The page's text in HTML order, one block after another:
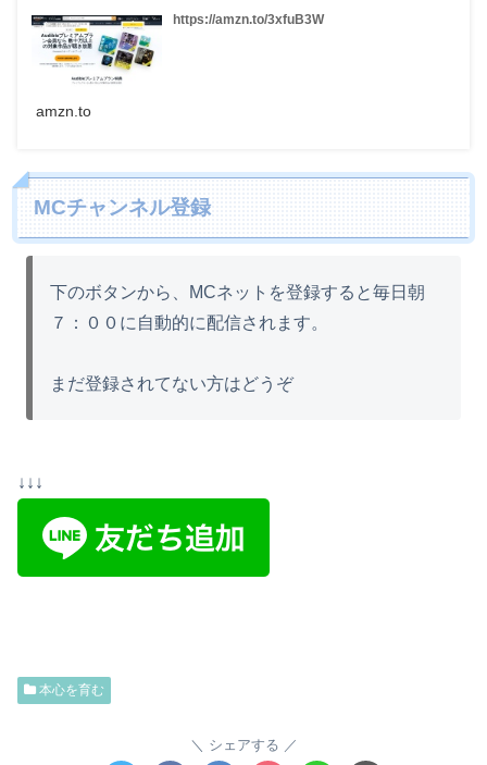
https://amzn.to/3xfuB3W
amzn.to
MCチャンネル登録
下のボタンから、MCネットを登録すると毎日朝
７：００に自動的に配信されます。
まだ登録されてない方はどうぞ
↓↓↓
本心を育む
シェアする